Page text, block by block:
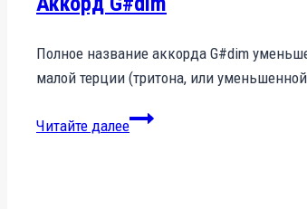
Полное название аккорда G#dim
малой терции (тритона, или
Читайте далееАккорд